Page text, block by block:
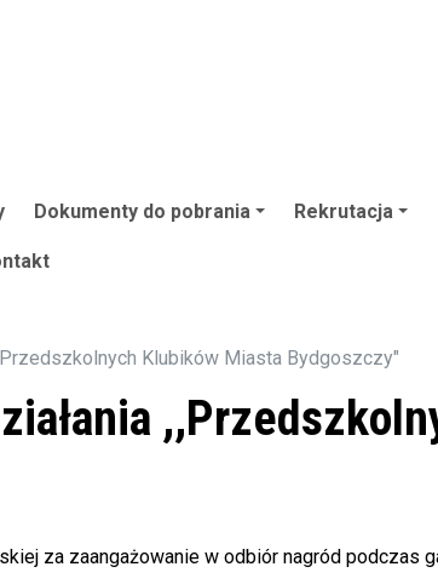
Dokumenty do pobrania Rekrutacja
Klubików Miasta Bydgoszczy"
za zaangażowanie w odbiór nagród podczas